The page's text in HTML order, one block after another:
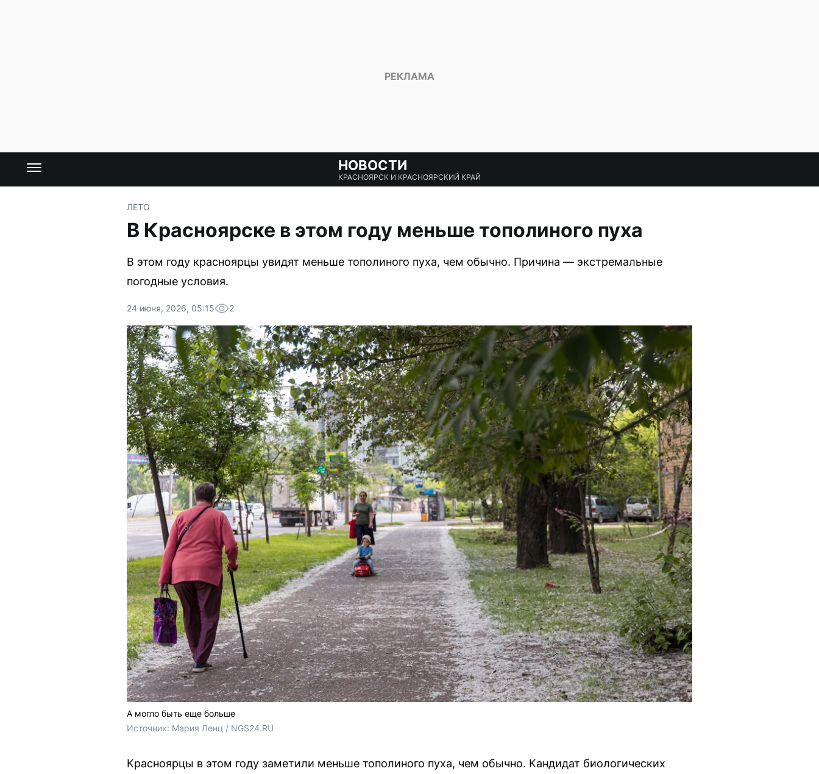
НОВОСТИ
КРАСНОЯРСК И КРАСНОЯРСКИЙ КРАЙ
ЛЕТО
В Красноярске в этом году меньше тополиного пуха
В этом году красноярцы увидят меньше тополиного пуха, чем обычно. Причина — экстремальные
погодные условия.
24 июня, 2026, 05:15 2
А могло быть еще больше
Источник: Мария Ленц / NGS24.RU
Красноярцы в этом году заметили меньше тополиного пуха, чем обычно. Кандидат биологических